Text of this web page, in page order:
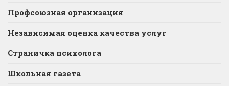
Профсоюзная организация
Независимая оценка качества услуг
Страничка психолога
Школьная газета